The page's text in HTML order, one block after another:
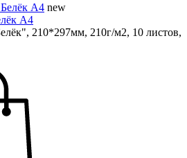
new
А4
210*297мм, 210г/м2, 10 листов,